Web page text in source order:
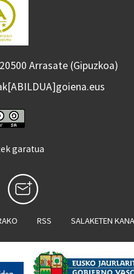
Arrasate (Gipuzkoa)
garatua
RSS SALAKETEN